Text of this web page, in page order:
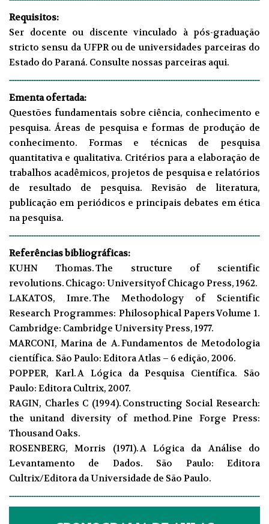
Requisitos:
Ser docente ou discente vinculado à pós-graduação
stricto sensu da UFPR ou de universidades parceiras do
Estado do Paraná. Consulte nossas parceiras aqui.
Ementa ofertada:
Questões fundamentais sobre ciência, conhecimento e
pesquisa. Áreas de pesquisa e formas de produção de
conhecimento. Formas e técnicas de pesquisa
quantitativa e qualitativa. Critérios para a elaboração de
trabalhos acadêmicos, projetos de pesquisa e relatórios
de resultado de pesquisa. Revisão de literatura,
publicação em periódicos e principais debates em ética
na pesquisa.
Referências bibliográficas:
KUHN Thomas. The structure of scientific
revolutions. Chicago: Universityof Chicago Press, 1962.
LAKATOS, Imre. The Methodology of Scientific
Research Programmes: Philosophical Papers Volume 1.
Cambridge: Cambridge University Press, 1977.
MARCONI, Marina de A. Fundamentos de Metodologia
científica. São Paulo: Editora Atlas – 6 edição, 2006.
POPPER, Karl. A Lógica da Pesquisa Científica. São
Paulo: Editora Cultrix, 2007.
RAGIN, Charles C (1994). Constructing Social Research:
the unitand diversity of method. Pine Forge Press:
Thousand Oaks.
ROSENBERG, Morris (1971). A Lógica da Análise do
Levantamento de Dados. São Paulo: Editora
Cultrix/Editora da Universidade de São Paulo.